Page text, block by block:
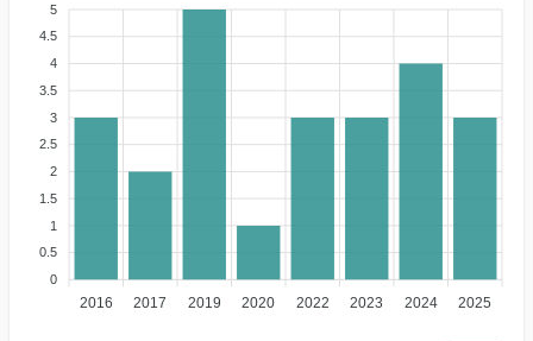
5
4.5
4
3.5
3
2.5
2
1.5
1
0.5
0
2016 2017 2019 2020 2022 2023 2024 2025